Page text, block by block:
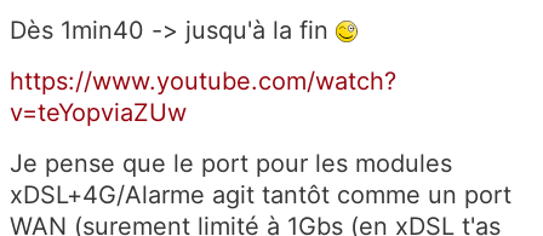
Dès 1min40 -> jusqu'à la fin
https://www.youtube.com/watch?
v=teYopviaZUw
Je pense que le port pour les modules
xDSL+4G/Alarme agit tantôt comme un port
WAN (surement limité à 1Gbs (en xDSL t'as